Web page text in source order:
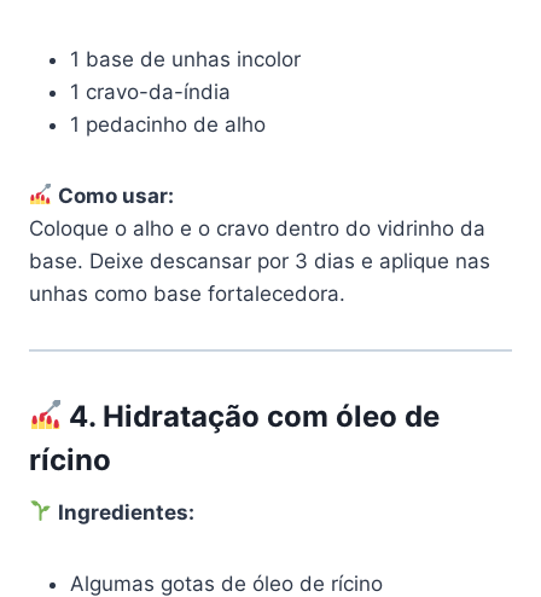
1 base de unhas incolor
1 cravo-da-índia
1 pedacinho de alho
Como usar:
Coloque o alho e o cravo dentro do vidrinho da
base. Deixe descansar por 3 dias e aplique nas
unhas como base fortalecedora.
4. Hidratação com óleo de
rícino
Ingredientes:
Algumas gotas de óleo de rícino